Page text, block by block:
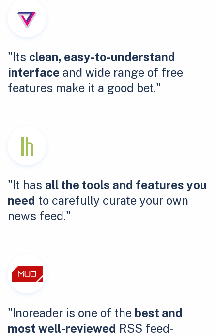
"Its clean, easy-to-understand
interface and wide range of free
features make it a good bet."
"It has all the tools and features you
need to carefully curate your own
news feed."
"Inoreader is one of the best and
most well-reviewed RSS feed-